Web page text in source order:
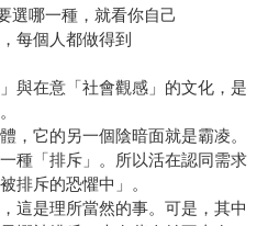
選哪一種，就看你自己
每個人都做得到
與在意「社會觀感」的文化，是
，它的另一個陰暗面就是霸凌。
種「排斥」。所以活在認同需求
排斥的恐懼中」。
這是理所當然的事。可是，其中